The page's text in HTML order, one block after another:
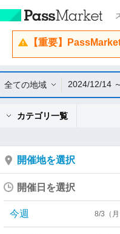
【重要】
全ての地域 2024/12/14
カテゴリ一覧
開催地を選択
開催日を選択
今週 8/3（月